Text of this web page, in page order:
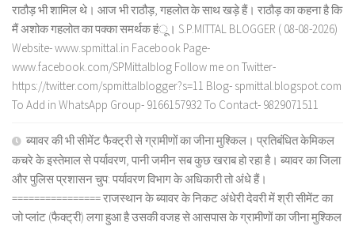
राठौड़ भी शामिल थे। आज भी राठौड़, गहलोत के साथ खड़े हैं। राठौड़ का कहना है कि
मैं अशोक गहलोत का पक्का समर्थक हंू। S.P.MITTAL BLOGGER ( 08-08-2026)
Website- www.spmittal.in Facebook Page-
www.facebook.com/SPMittalblog Follow me on Twitter-
https://twitter.com/spmittalblogger?s=11 Blog- spmittal.blogspot.com
To Add in WhatsApp Group- 9166157932 To Contact- 9829071511
ब्यावर की भी सीमेंट फैक्ट्री से ग्रामीणों का जीना मुश्किल। प्रतिबंधित केमिकल
कचरे के इस्तेमाल से पर्यावरण, पानी जमीन सब कुछ खराब हो रहा है। ब्यावर का जिला
और पुलिस प्रशासन चुप: पर्यावरण विभाग के अधिकारी तो अंधे हैं।
================ राजस्थान के ब्यावर के निकट अंधेरी देवरी में श्री सीमेंट का
जो प्लांट (फैक्ट्री) लगा हुआ है उसकी वजह से आसपास के ग्रामीणों का जीना मुश्किल